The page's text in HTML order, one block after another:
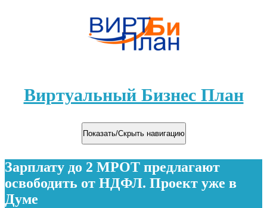
Виртуальный Бизнес План
Показать/Скрыть навигацию
Зарплату до 2 МРОТ предлагают
освободить от НДФЛ. Проект уже в
Думе